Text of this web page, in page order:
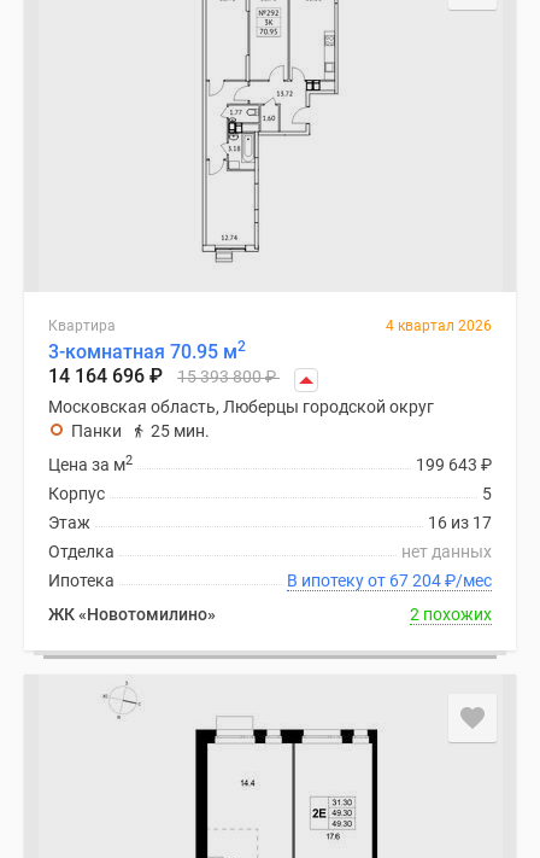
Квартира 4 квартал 2026
3-комнатная 70.95 м2
14 164 696 ₽ 15 393 800₽
Московская область, Люберцы городской округ
Панки
25 мин.
199 643 ₽
Цена за м2
5
Корпус
16 из 17
Этаж
нет данных
Отделка
В ипотеку от 67 204₽/мес
Ипотека
ЖК «Новотомилино»
2 похожих